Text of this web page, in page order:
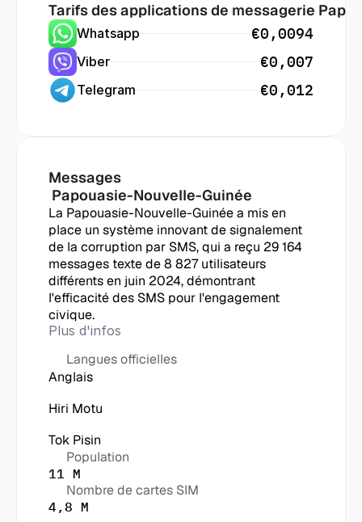
Tarifs des applications de messagerie
Whatsapp €0,0094
Viber €0,007
Telegram €0,012
Messages
Papouasie-Nouvelle-Guinée
La Papouasie-Nouvelle-Guinée a mis en
place un système innovant de signalement
de la corruption par SMS, qui a reçu 29 164
messages texte de 8 827 utilisateurs
différents en juin 2024, démontrant
l'efficacité des SMS pour l'engagement
civique.
Plus d'infos
Langues officielles
Anglais
Hiri Motu
Tok Pisin
Population
11 M
Nombre de cartes SIM
4,8 M